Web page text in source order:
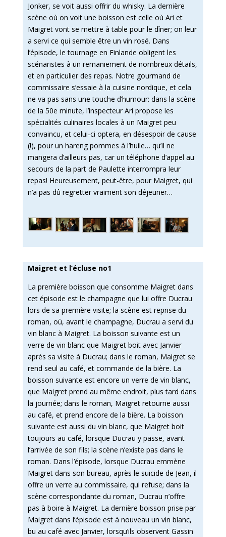
Jonker, se voit aussi offrir du whisky. La dernière
scène où on voit une boisson est celle où Ari et
Maigret vont se mettre à table pour le dîner; on leur
a servi ce qui semble être un vin rosé. Dans
l’épisode, le tournage en Finlande obligent les
scénaristes à un remaniement de nombreux détails,
et en particulier des repas. Notre gourmand de
commissaire s’essaie à la cuisine nordique, et cela
ne va pas sans une touche d’humour: dans la scène
de la 50e minute, l’inspecteur Ari propose les
spécialités culinaires locales à un Maigret peu
convaincu, et celui-ci optera, en désespoir de cause
(!), pour un hareng pommes à l’huile… qu’il ne
mangera d’ailleurs pas, car un téléphone d’appel au
secours de la part de Paulette interrompra leur
repas! Heureusement, peut-être, pour Maigret, qui
n’a pas dû regretter vraiment son déjeuner…
Maigret et l’écluse no1
La première boisson que consomme Maigret dans
cet épisode est le champagne que lui offre Ducrau
lors de sa première visite; la scène est reprise du
roman, où, avant le champagne, Ducrau a servi du
vin blanc à Maigret. La boisson suivante est un
verre de vin blanc que Maigret boit avec Janvier
après sa visite à Ducrau; dans le roman, Maigret se
rend seul au café, et commande de la bière. La
boisson suivante est encore un verre de vin blanc,
que Maigret prend au même endroit, plus tard dans
la journée; dans le roman, Maigret retourne aussi
au café, et prend encore de la bière. La boisson
suivante est aussi du vin blanc, que Maigret boit
toujours au café, lorsque Ducrau y passe, avant
l’arrivée de son fils; la scène n’existe pas dans le
roman. Dans l’épisode, lorsque Ducrau emmène
Maigret dans son bureau, après le suicide de Jean, il
offre un verre au commissaire, qui refuse; dans la
scène correspondante du roman, Ducrau n’offre
pas à boire à Maigret. La dernière boisson prise par
Maigret dans l’épisode est à nouveau un vin blanc,
bu au café avec Janvier, lorsqu’ils observent Gassin